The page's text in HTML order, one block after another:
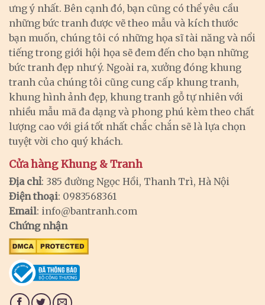
ưng ý nhất. Bên cạnh đó, bạn cũng có thể yêu cầu
những bức tranh được vẽ theo mẫu và kích thước
bạn muốn, chúng tôi có những họa sĩ tài năng và nổi
tiếng trong giới hội họa sẽ đem đến cho bạn những
bức tranh đẹp như ý. Ngoài ra, xưởng đóng khung
tranh của chúng tôi cũng cung cấp khung tranh,
khung hình ảnh đẹp, khung tranh gỗ tự nhiên với
nhiều mẫu mã đa dạng và phong phú kèm theo chất
lượng cao với giá tốt nhất chắc chắn sẽ là lựa chọn
tuyệt vời cho quý khách.
Cửa hàng Khung & Tranh
Địa chỉ: 385 đường Ngọc Hồi, Thanh Trì, Hà Nội
Điện thoại: 0983568361
Email: info@bantranh.com
Chứng nhận